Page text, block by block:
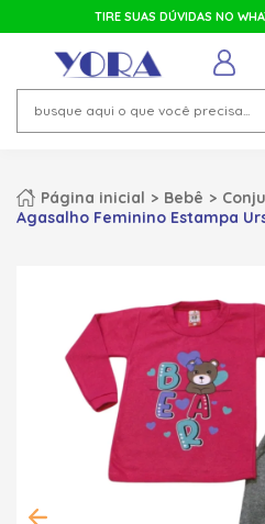
TIRE SUAS DÚVIDAS NO
Página inicial Bebê
Agasalho Feminino Estampa